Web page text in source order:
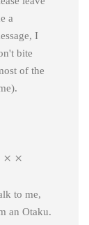
a
I
bite
of the
× ×
to me,
an Otaku.